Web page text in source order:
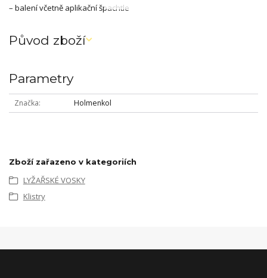
– balení včetně aplikační špachtle
Původ zboží
Parametry
Značka Holmenkol
Zboží zařazeno v kategoriích
LYŽAŘSKÉ VOSKY
Klistry